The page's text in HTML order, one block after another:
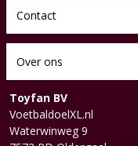
Contact
Over ons
Toyfan BV
VoetbaldoelXL.nl
Waterwinweg 9